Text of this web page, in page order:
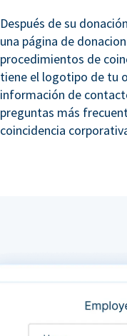
Después de su
una página de
procedimientos de
tiene el logotipo de tu
información de
preguntas más
coincidencia